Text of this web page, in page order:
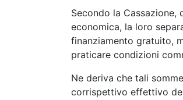
Secondo la
economica, la loro
finanziamento gratuito,
praticare condizioni
Ne deriva che tali
corrispettivo effettivo